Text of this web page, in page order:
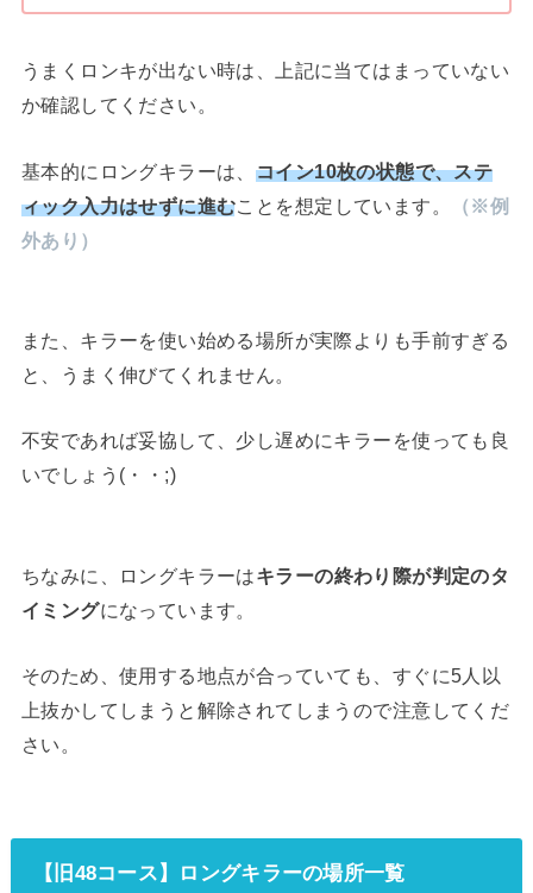
うまくロンキが出ない時は、上記に当てはまっていない
か確認してください。
基本的にロングキラーは、 コイン10枚の状態で、ステ
ィック入力はせずに進む ことを想定しています。
（※例
外あり）
また、キラーを使い始める場所が実際よりも手前すぎる
と、うまく伸びてくれません。
不安であれば妥協して、少し遅めにキラーを使っても良
いでしょう(・・;)
ちなみに、ロングキラーはキラーの終わり際が判定のタ
イミングになっています。
そのため、使用する地点が合っていても、すぐに5人以
上抜かしてしまうと解除されてしまうので注意してくだ
さい。
【旧48コース】ロングキラーの場所一覧